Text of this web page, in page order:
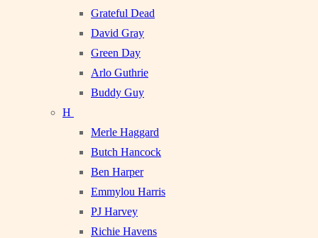
Grateful Dead
David Gray
Green Day
Arlo Guthrie
Buddy Guy
H
Merle Haggard
Butch Hancock
Ben Harper
Emmylou Harris
PJ Harvey
Richie Havens